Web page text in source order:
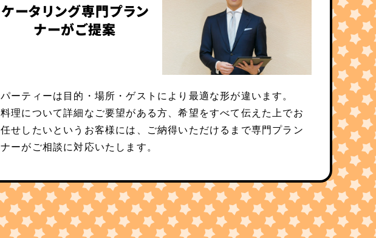
ケータリング専門プラン
ナーがご提案
パーティーは目的・場所・ゲストにより最適な形が違います。
料理について詳細なご要望がある方、希望をすべて伝えた上でお
任せしたいというお客様には、ご納得いただけるまで専門プラン
ナーがご相談に対応いたします。